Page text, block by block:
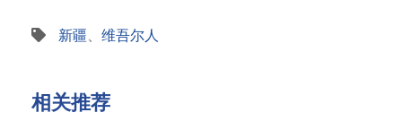
新疆、 维吾尔人
相关推荐